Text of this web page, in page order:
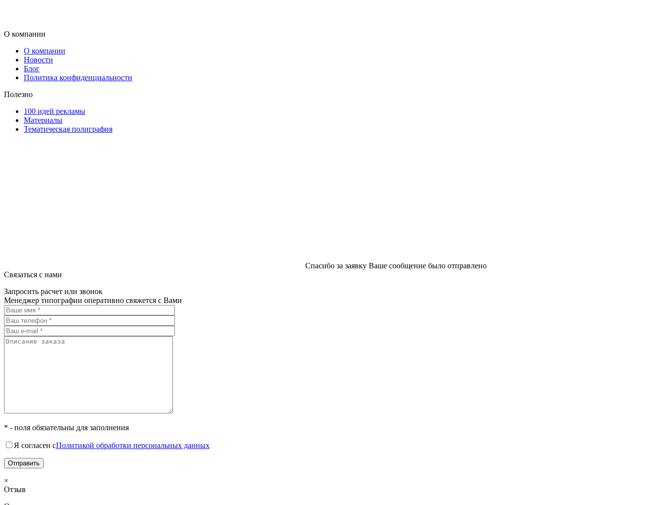
О компании
О компании
Новости
Блог
Политика конфиденциальности
Полезно
100 идей рекламы
Материалы
Тематическая полиграфия
Спасибо за заявку Ваше сообщение было отправлено
Связаться с нами
Запросить расчет или звонок
Менеджер типографии оперативно свяжется с Вами
* - поля обязательны для заполнения
Я согласен сПолитикой обработки персональных данных
×
Отзыв